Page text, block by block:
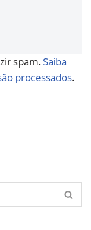
spam. Saiba
processados.